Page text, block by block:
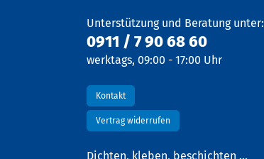
Unterstützung und Beratung unter:
0911 / 7 90 68 60
werktags, 09:00 - 17:00 Uhr
Kontakt
Vertrag widerrufen
Dichten, kleben, beschichten ...